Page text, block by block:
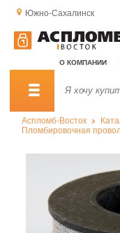
Южно-Сахалинск
О КОМПАНИИ
Аспломб-Восток
Пломбировочная